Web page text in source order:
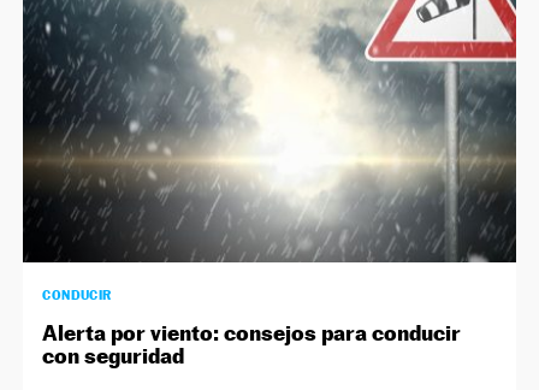
CONDUCIR
Alerta por viento: consejos para conducir
con seguridad